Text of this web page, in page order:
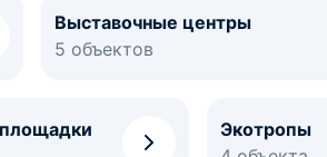
Выставочные центры
5 объектов
Экотропы